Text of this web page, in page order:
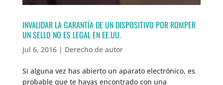
INVALIDAR LA GARANTÍA DE UN DISPOSITIVO POR ROMPER
UN SELLO NO ES LEGAL EN EE.UU.
Jul 6, 2016| Derecho de autor
Si alguna vez has abierto un aparato electrónico, es
probable que te hayas encontrado con una